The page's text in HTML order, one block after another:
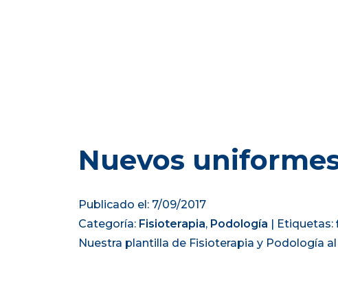
Nuevos
Publicado el: 7/09/2017
Categoría: Fisioterapia, Podología | Etiquetas:
Nuestra plantilla de Fisioterapia y Podología